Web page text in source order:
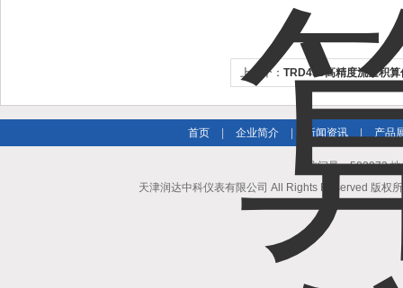
上一个： TRD450高精度流量积算
首页 企业简介 新闻资讯 产品
总访问量：503972
天津润达中科仪表有限公司 All Rights Reserved 版权